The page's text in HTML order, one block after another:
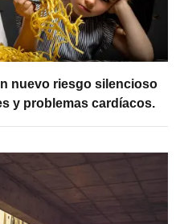
nuevo riesgo silencioso
y problemas cardíacos.